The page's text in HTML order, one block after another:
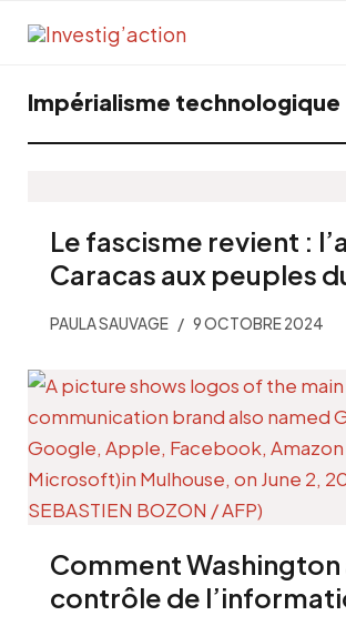
Impérialisme technologique
Le fascisme revient :
Caracas aux peuples
PAULA SAUVAGE 9 OCTOBRE 2024
Comment Washington
contrôle de